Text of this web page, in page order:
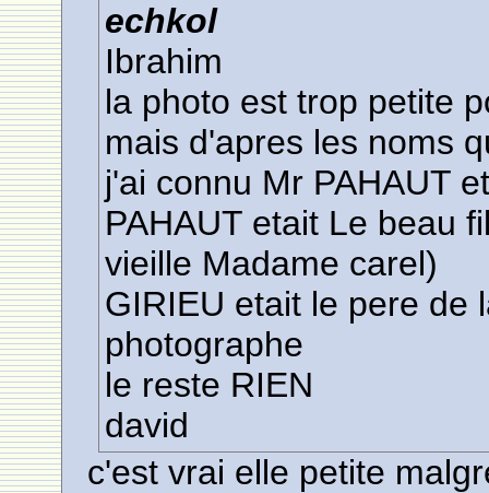
echkol
Ibrahim
la photo est trop petite
mais d'apres les noms
j'ai connu Mr PAHAUT
PAHAUT etait Le beau
vieille Madame carel)
GIRIEU etait le pere de
photographe
le reste RIEN
david
c'est vrai elle petite